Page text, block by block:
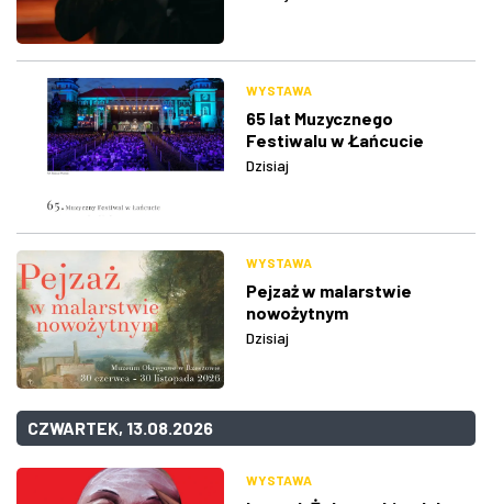
WYSTAWA
65 lat Muzycznego
Festiwalu w Łańcucie
Dzisiaj
WYSTAWA
Pejzaż w malarstwie
nowożytnym
Dzisiaj
CZWARTEK, 13.08.2026
WYSTAWA